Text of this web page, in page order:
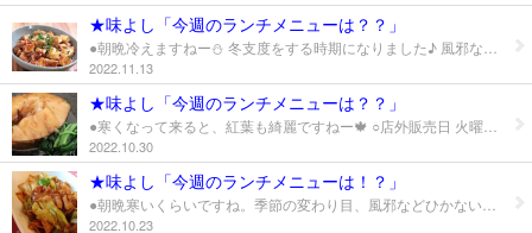
味よしムービー
プロフィール
お問合せ
★味よし「今週のランチメニューは？？」
2022.11.13
★味よし「今週のランチメニューは？？」
2022.10.30
★味よし「今週のランチメニューは！？」
2022.10.23